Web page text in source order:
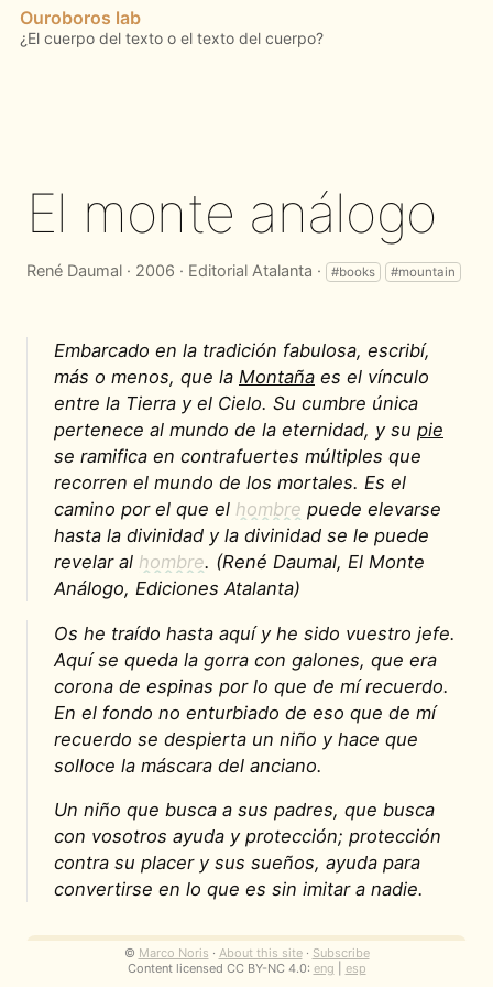
Ouroboros lab
El monte análogo
René Daumal · 2006 · Editorial Atalanta · #books #mountain
Embarcado en la tradición fabulosa, escribí,
más o menos, que la Montaña es el vínculo
entre la Tierra y el Cielo. Su cumbre única
pertenece al mundo de la eternidad, y su pie
se ramifica en contrafuertes múltiples que
recorren el mundo de los mortales. Es el
camino por el que el hombre puede elevarse
hasta la divinidad y la divinidad se le puede
revelar al hombre. (René Daumal, El Monte
Análogo, Ediciones Atalanta)
Os he traído hasta aquí y he sido vuestro jefe.
Aquí se queda la gorra con galones, que era
corona de espinas por lo que de mí recuerdo.
En el fondo no enturbiado de eso que de mí
recuerdo se despierta un niño y hace que
solloce la máscara del anciano.
Un niño que busca a sus padres, que busca
con vosotros ayuda y protección; protección
contra su placer y sus sueños, ayuda para
convertirse en lo que es sin imitar a nadie.
Metadata
© Marco Noris · About this site· Subscribe
Content licensed CC BY-NC 4.0: eng esp